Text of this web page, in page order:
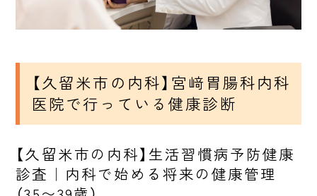
【久留米市の内科】宮﨑胃腸科内科
医院で行っている健康診断
【久留米市の内科】生活習慣病予防健康
診査｜内科で始める将来の健康管理